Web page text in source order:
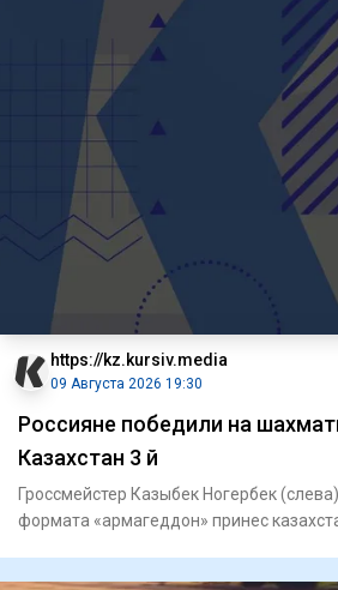
https://kz.kursiv.media
09 Августа 2026 19:30
Россияне победили на
Казахстан 3 й
Гроссмейстер Казыбек Ногербек
формата «армагеддон» принес